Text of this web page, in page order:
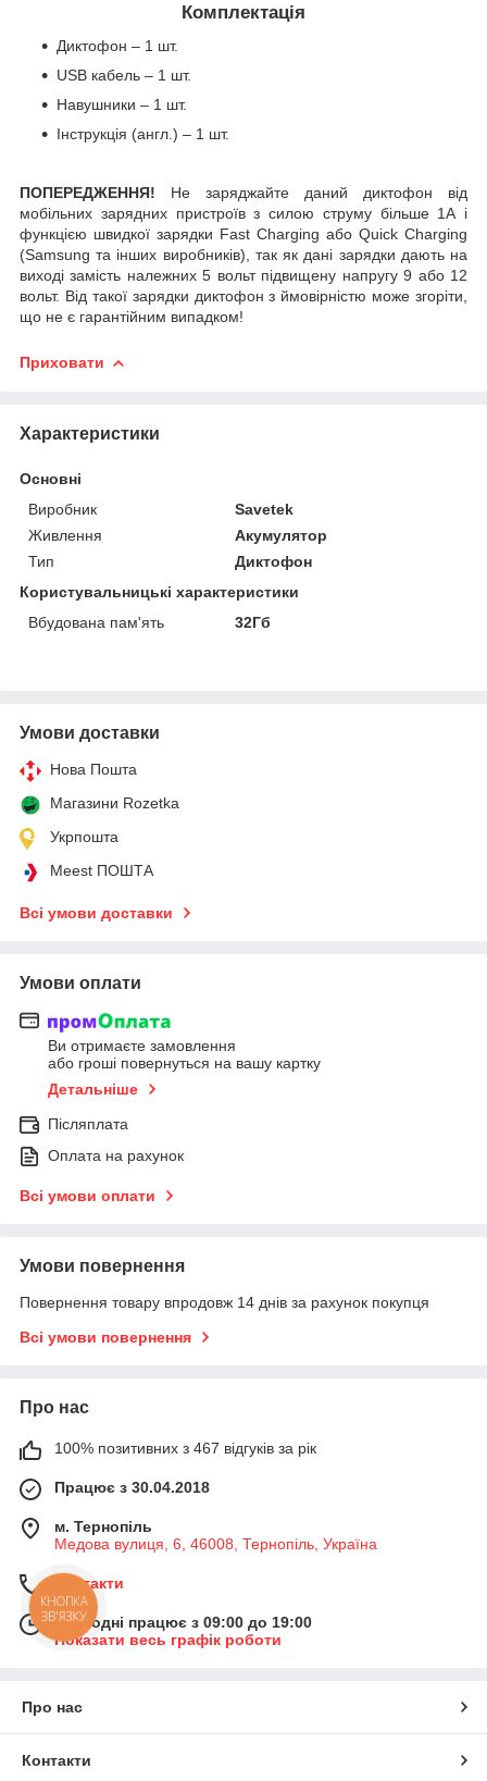
Комплектація
Диктофон – 1 шт.
USB кабель – 1 шт.
Навушники – 1 шт.
Інструкція (англ.) – 1 шт.
ПОПЕРЕДЖЕННЯ! Не заряджайте даний диктофон від
мобільних зарядних пристроїв з силою струму більше 1А і
функцією швидкої зарядки Fast Charging або Quick Charging
(Samsung та інших виробників), так як дані зарядки дають на
виході замість належних 5 вольт підвищену напругу 9 або 12
вольт. Від такої зарядки диктофон з ймовірністю може згоріти,
що не є гарантійним випадком!
Приховати
Характеристики
Основні
Виробник
Savetek
Живлення
Акумулятор
Тип
Диктофон
Користувальницькі характеристики
Вбудована пам'ять
32Гб
Умови доставки
Нова Пошта
Магазини Rozetka
Укрпошта
Meest ПОШТА
Всі умови доставки
Умови оплати
Ви отримаєте замовлення
або гроші повернуться на вашу картку
Детальніше
Післяплата
Оплата на рахунок
Всі умови оплати
Умови повернення
Повернення товару впродовж 14 днів за рахунок покупця
Всі умови повернення
Про нас
100% позитивних з 467 відгуків за рік
Працює з 30.04.2018
м. Тернопіль
Медова вулиця, 6, 46008, Тернопіль, Україна
Контакти
Сьогодні працює з 09:00 до 19:00
Показати весь графік роботи
Про нас
Контакти
КНОПКА
ЗВ'ЯЗКУ